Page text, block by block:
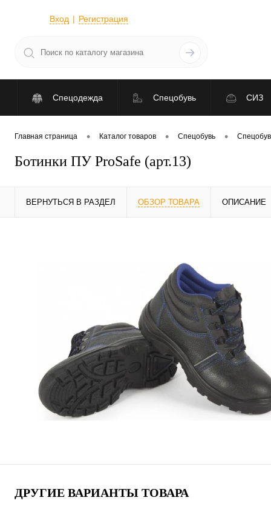
Вход Регистрация
Спецодежда Спецобувь СИЗ
Главная страница • Каталог товаров • Спецобувь •
Ботинки ПУ ProSafe (арт.13)
ВЕРНУТЬСЯ В РАЗДЕЛ ОБЗОР ТОВАРА ОПИСАНИЕ
ДРУГИЕ ВАРИАНТЫ ТОВАРА